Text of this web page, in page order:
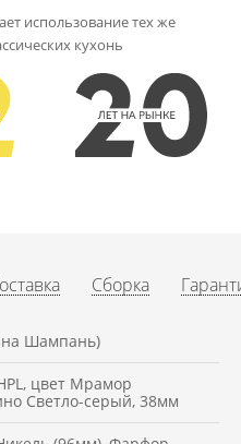
использование тех же
кухонь
Сборка
Шампань)
цвет Мрамор
Светло-серый, 38мм